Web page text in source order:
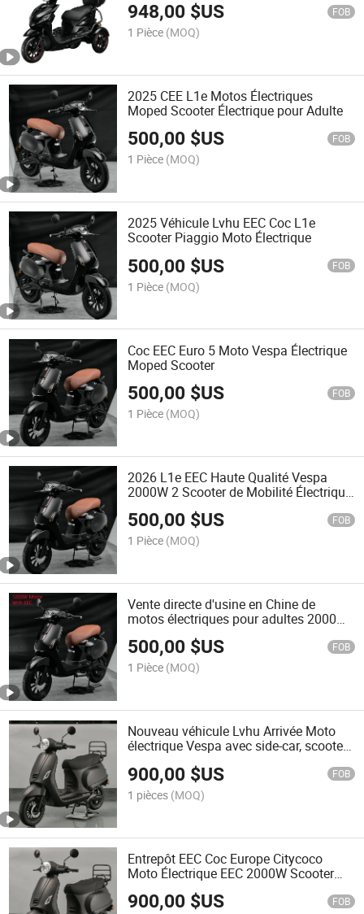
948,00 $US FOB
1 Pièce (MOQ)
2025 CEE L1e Motos Électriques
Moped Scooter Électrique pour Adulte
500,00 $US FOB
1 Pièce (MOQ)
2025 Véhicule Lvhu EEC Coc L1e
Scooter Piaggio Moto Électrique
500,00 $US FOB
1 Pièce (MOQ)
Coc EEC Euro 5 Moto Vespa Électrique
Moped Scooter
500,00 $US FOB
1 Pièce (MOQ)
2026 L1e EEC Haute Qualité Vespa
2000W 2 Scooter de Mobilité Électrique
Moped pour Adulte
500,00 $US FOB
1 Pièce (MOQ)
Vente directe d'usine en Chine de
motos électriques pour adultes 2000W
60V 23.4ah scooter électrique Vespa
500,00 $US FOB
1 Pièce (MOQ)
Nouveau véhicule Lvhu Arrivée Moto
électrique Vespa avec side-car, scooter
populaires
900,00 $US FOB
1 pièces (MOQ)
Entrepôt EEC Coc Europe Citycoco
Moto Électrique EEC 2000W Scooter
Électrique Vespa
900,00 $US FOB